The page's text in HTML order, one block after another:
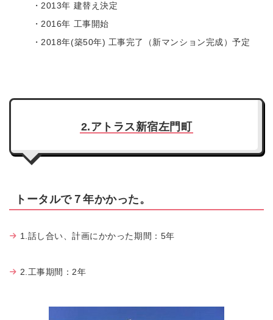
・2013年 建替え決定
・2016年 工事開始
・2018年(築50年) 工事完了（新マンション完成）予定
2.アトラス新宿左門町
トータルで７年かかった。
1.話し合い、計画にかかった期間：5年
2.工事期間：2年